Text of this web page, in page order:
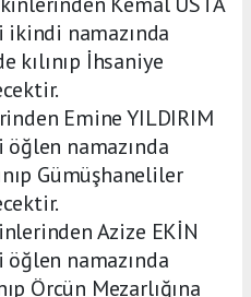
namazında
kılınıp İhsaniye
Emine YILDIRIM
namazında
Gümüşhaneliler
Azize EKİN
namazında
Örcün Mezarlığına